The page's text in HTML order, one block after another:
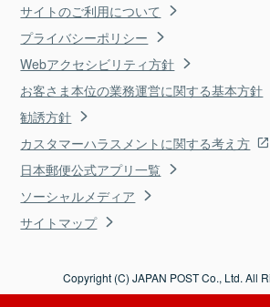
サイトのご利用について
プライバシーポリシー
Webアクセシビリティ方針
お客さま本位の業務運営に関する基本方針
勧誘方針
カスタマーハラスメントに関する考え方
日本郵便公式アプリ一覧
ソーシャルメディア
サイトマップ
Copyright (C) JAPAN POST Co., Ltd. All